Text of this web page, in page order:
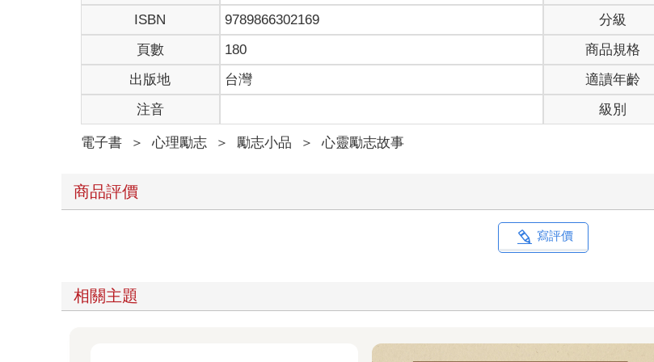
ISBN 9789866302169 分級
頁數
180 商品規格
出版地
台灣 適讀年齡
注音
級別
電子書 ＞ 心理勵志 ＞ 勵志小品 ＞ 心靈勵志故事
商品評價
寫評價
相關主題